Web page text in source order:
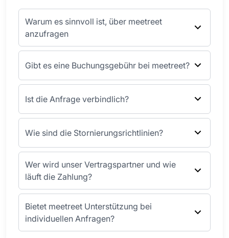
Warum es sinnvoll ist, über meetreet
anzufragen
Gibt es eine Buchungsgebühr bei meetreet?
Ist die Anfrage verbindlich?
Wie sind die Stornierungsrichtlinien?
Wer wird unser Vertragspartner und wie
läuft die Zahlung?
Bietet meetreet Unterstützung bei
individuellen Anfragen?